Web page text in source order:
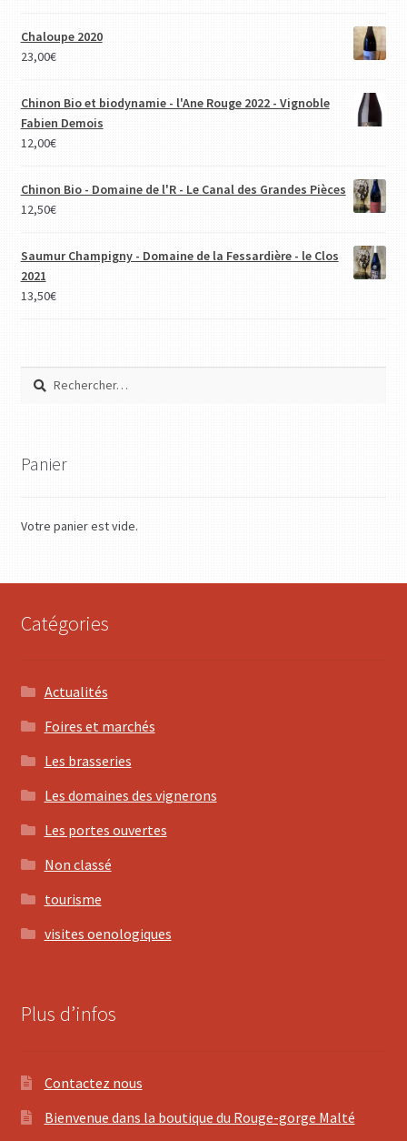
Chaloupe 2020
23,00€
Chinon Bio et biodynamie - l'Ane Rouge 2022 - Vignoble
Fabien Demois
12,00€
Chinon Bio - Domaine de l'R - Le Canal des Grandes Pièces
12,50€
Saumur Champigny - Domaine de la Fessardière - le Clos
2021
13,50€
Rechercher :
Panier
Votre panier est vide.
Catégories
Actualités
Foires et marchés
Les brasseries
Les domaines des vignerons
Les portes ouvertes
Non classé
tourisme
visites oenologiques
Plus d’infos
Contactez nous
Bienvenue dans la boutique du Rouge-gorge Malté